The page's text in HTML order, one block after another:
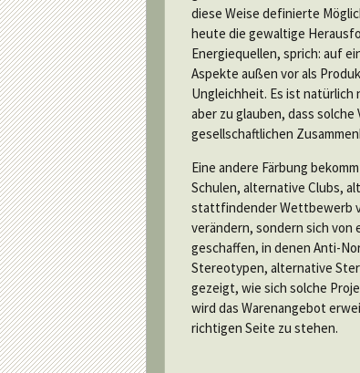
diese Weise definierte
heute die gewaltige
Energiequellen, sprich: auf
Aspekte außen vor als
Ungleichheit. Es ist
aber zu glauben, dass solche
gesellschaftlichen
Eine andere Färbung
Schulen, alternative Clubs,
stattfindender Wettbewerb
verändern, sondern sich von
geschaffen, in denen Anti-
Stereotypen, alternative
gezeigt, wie sich solche
wird das Warenangebot
richtigen Seite zu stehen.